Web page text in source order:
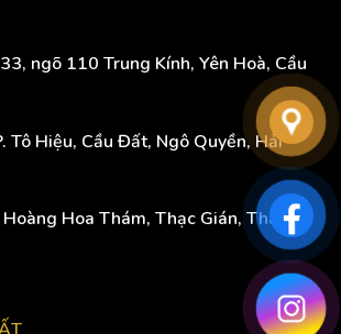
ngõ 110 Trung Kính, Yên Hoà, Cầu
Tô Hiệu, Cầu Đất, Ngô Quyền, Hải
Hoa Thám, Thạc Gián, Thanh